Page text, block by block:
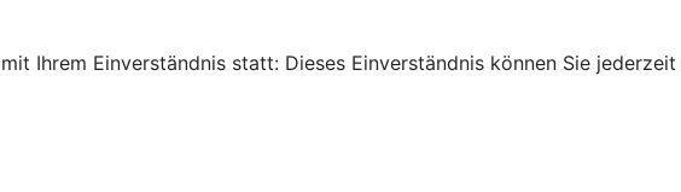
Ihrem Einverständnis statt: Dieses Einverständnis können Sie